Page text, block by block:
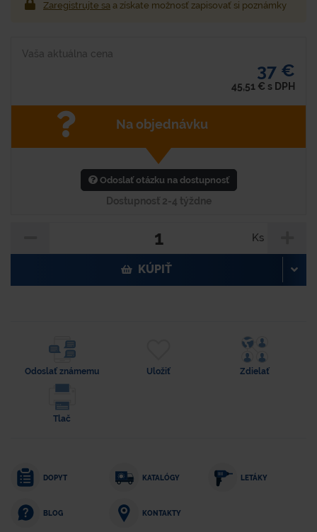
Zaregistrujte sa a získate možnosť zapisovať si poznámky
Vaša aktuálna cena
37 €
45,51 € s DPH
Na objednávku
Odoslať otázku na dostupnosť
Dostupnosť 2-4 týždne
Ks
KÚPIŤ
Odoslať známemu Uložiť Zdielať
Tlač
DOPYT KATALÓGY LETÁKY
BLOG KONTAKTY